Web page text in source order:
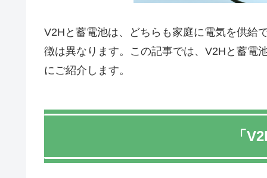
V2Hと蓄電池は、どちらも家庭に電気を供給
徴は異なります。この記事では、V2Hと蓄電
にご紹介します。
「